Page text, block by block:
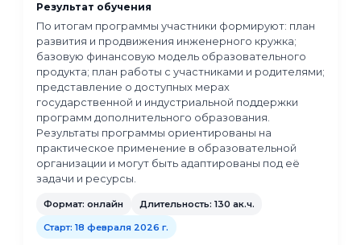
Результат обучения
По итогам программы участники
структурированную образовательную
инженерного кружка по беспилотным
рассчитанную на учебный год, с понятной
занятий, примерами заданий и
адаптации под условия реализации в
образовательной организации.
Старт: 18 февраля 2026 г.